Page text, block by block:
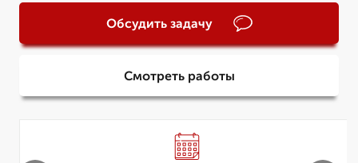
Обсудить задачу
Смотреть работы